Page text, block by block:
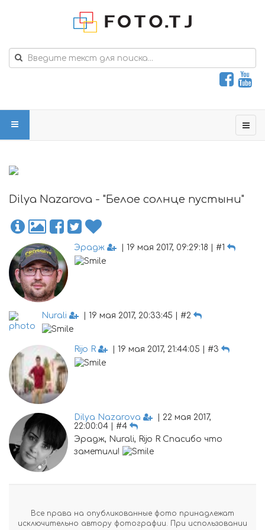
Dilya Nazarova - "Белое солнце пустыни"
Эрадж | 19 мая 2017, 09:29:18 | #1
Nurali | 19 мая 2017, 20:33:45 | #2
Rijo R | 19 мая 2017, 21:44:05 | #3
Dilya Nazarova
| 22 мая 2017,
22:00:04 | #4
Эрадж, Nurali, Rijo R Спасибо что
заметили!
Все права на опубликованные фото принадлежат
исключительно автору фотографии. При использовании